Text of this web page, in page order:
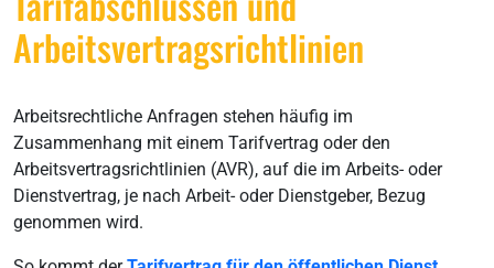
Arbeitsvertragsrichtlinien
Arbeitsrechtliche Anfragen stehen häufig im
Zusammenhang mit einem Tarifvertrag oder den
Arbeitsvertragsrichtlinien (AVR), auf die im Arbeits- oder
Dienstvertrag, je nach Arbeit- oder Dienstgeber, Bezug
genommen wird.